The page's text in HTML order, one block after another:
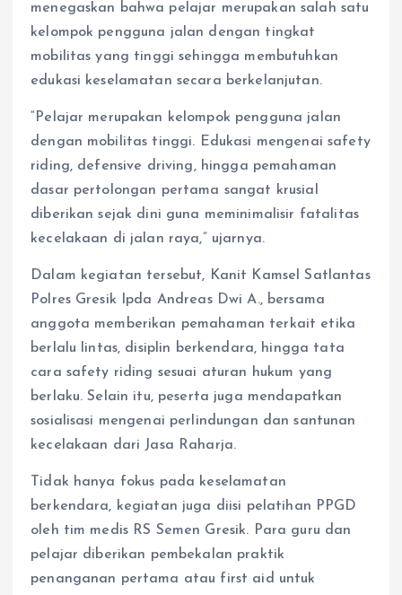
menegaskan bahwa pelajar merupakan salah satu
kelompok pengguna jalan dengan tingkat
mobilitas yang tinggi sehingga membutuhkan
edukasi keselamatan secara berkelanjutan.
“Pelajar merupakan kelompok pengguna jalan
dengan mobilitas tinggi. Edukasi mengenai safety
riding, defensive driving, hingga pemahaman
dasar pertolongan pertama sangat krusial
diberikan sejak dini guna meminimalisir fatalitas
kecelakaan di jalan raya,” ujarnya.
Dalam kegiatan tersebut, Kanit Kamsel Satlantas
Polres Gresik Ipda Andreas Dwi A., bersama
anggota memberikan pemahaman terkait etika
berlalu lintas, disiplin berkendara, hingga tata
cara safety riding sesuai aturan hukum yang
berlaku. Selain itu, peserta juga mendapatkan
sosialisasi mengenai perlindungan dan santunan
kecelakaan dari Jasa Raharja.
Tidak hanya fokus pada keselamatan
berkendara, kegiatan juga diisi pelatihan PPGD
oleh tim medis RS Semen Gresik. Para guru dan
pelajar diberikan pembekalan praktik
penanganan pertama atau first aid untuk